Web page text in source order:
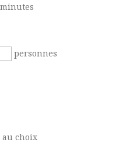
minutes
personnes
au choix